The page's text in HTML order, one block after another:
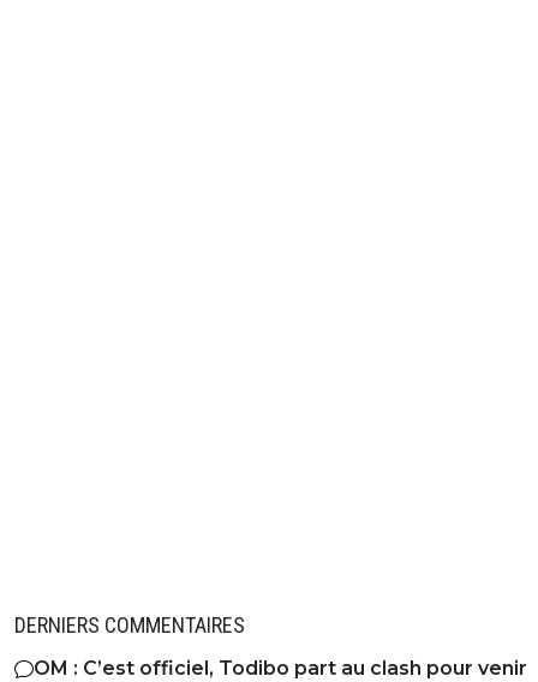
DERNIERS COMMENTAIRES
OM : C’est officiel, Todibo part au clash pour venir